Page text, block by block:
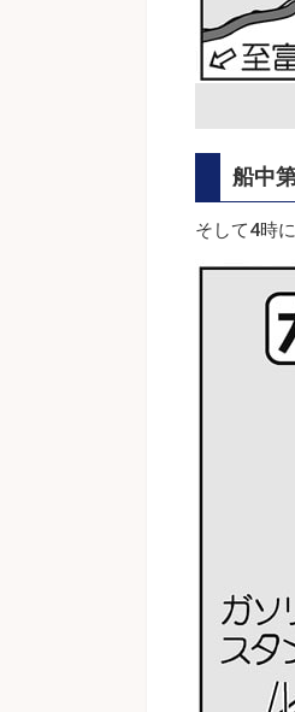
船中
そして4時